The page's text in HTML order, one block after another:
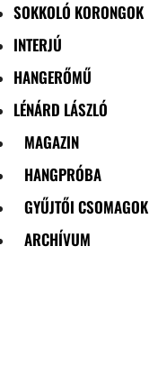
SOKKOLÓ KORONGOK
INTERJÚ
HANGERŐMŰ
LÉNÁRD LÁSZLÓ
MAGAZIN
HANGPRÓBA
GYŰJTŐI CSOMAGOK
ARCHÍVUM